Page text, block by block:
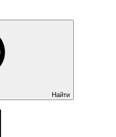
Найти